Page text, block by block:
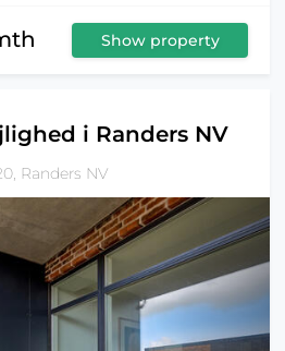
Show property
i Randers NV
Randers NV